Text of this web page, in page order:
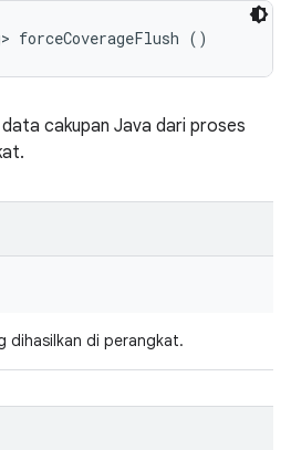
forceCoverageFlush ()
cakupan Java dari proses
dihasilkan di perangkat.